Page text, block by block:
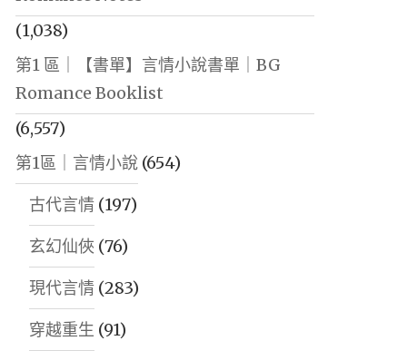
(1,038)
第1 區｜【書單】言情小說書單｜BG
Romance Booklist
(6,557)
第1區｜言情小說(654)
古代言情(197)
玄幻仙俠 (76)
現代言情(283)
穿越重生 (91)